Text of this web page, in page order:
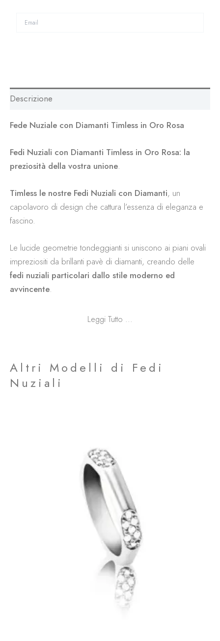
Descrizione
Fede Nuziale con Diamanti Timless in Oro Rosa
Fedi Nuziali con Diamanti Timless in Oro Rosa: la
preziosità della vostra unione.
Timless le nostre Fedi Nuziali con Diamanti, un
capolavoro di design che cattura l’essenza di eleganza e
fascino.
Le lucide geometrie tondeggianti si uniscono ai piani ovali
impreziositi da brillanti pavè di diamanti, creando delle
fedi nuziali particolari dallo stile moderno ed
avvincente.
Leggi Tutto ...
Altri Modelli di Fedi
Nuziali